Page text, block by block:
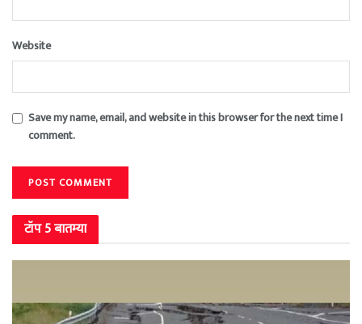
Website
Save my name, email, and website in this browser for the next time I
comment.
टॉप 5 बातम्या